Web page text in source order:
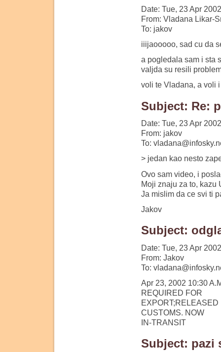
Date: Tue, 23 Apr
From: Vladana Likar-
To: jakov
iiijaooooo, sad cu da
a pogledala sam i sta
valjda su resili
voli te Vladana, a voli
Subject: Re:
Date: Tue, 23 Apr
From: jakov
To:
> jedan kao nesto
Ovo sam video, i
Moji znaju za to, kazu
Ja mislim da ce svi ti
Jakov
Subject:
Date: Tue, 23 Apr
From: Jakov
To:
Apr 23, 2002 10:30
REQUIRED FOR
EXPORT;RELEASED
CUSTOMS. NOW
IN-TRANSIT
Subject: pazi